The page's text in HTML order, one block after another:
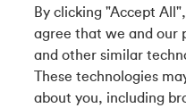
Téléchargez notre
Connectez-vous
By clicking "Accept
agree that we and our
and other similar
These technologies
about you, including